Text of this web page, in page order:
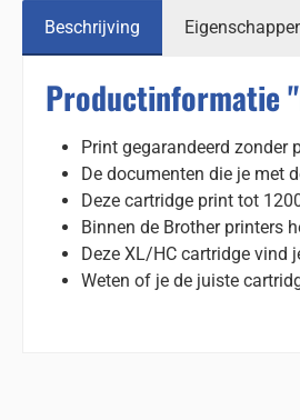
Beschrijving
Productinformatie
Print gegarandeerd zonder
De documenten die je met
Deze cartridge print tot
Binnen de Brother printers
Deze XL/HC cartridge vind
Weten of je de juiste